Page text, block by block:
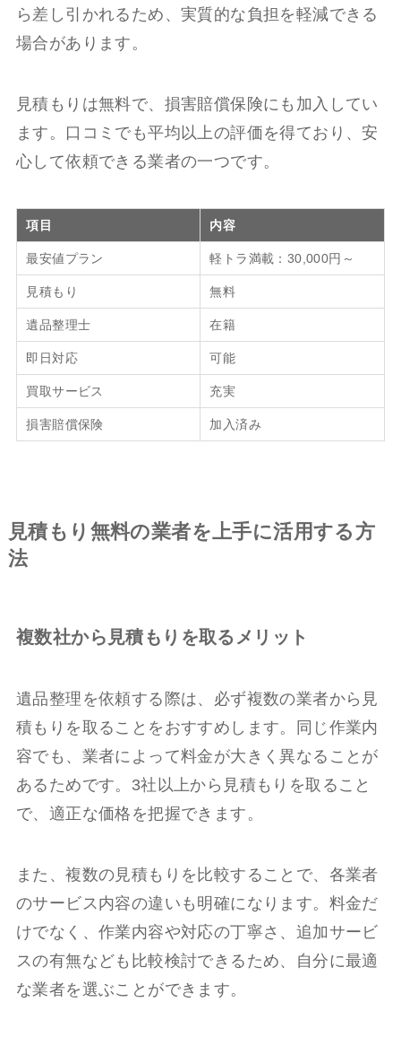
ら差し引かれるため、実質的な負担を軽減できる
場合があります。
見積もりは無料で、損害賠償保険にも加入してい
ます。口コミでも平均以上の評価を得ており、安
心して依頼できる業者の一つです。
項目 内容
最安値プラン 軽トラ満載：30,000円～
見積もり 無料
遺品整理士 在籍
即日対応 可能
買取サービス 充実
損害賠償保険 加入済み
見積もり無料の業者を上手に活用する方
法
複数社から見積もりを取るメリット
遺品整理を依頼する際は、必ず複数の業者から見
積もりを取ることをおすすめします。同じ作業内
容でも、業者によって料金が大きく異なることが
あるためです。3社以上から見積もりを取ること
で、適正な価格を把握できます。
また、複数の見積もりを比較することで、各業者
のサービス内容の違いも明確になります。料金だ
けでなく、作業内容や対応の丁寧さ、追加サービ
スの有無なども比較検討できるため、自分に最適
な業者を選ぶことができます。